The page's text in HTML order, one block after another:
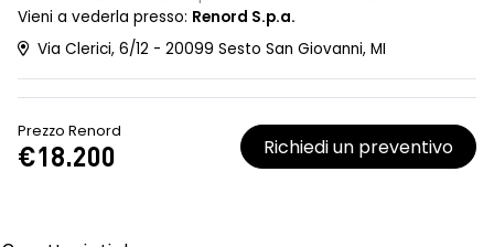
Vieni a vederla presso: Renord S.p.a.
Via Clerici, 6/12 - 20099 Sesto San Giovanni, MI
Prezzo Renord
€18.200 Richiedi un preventivo